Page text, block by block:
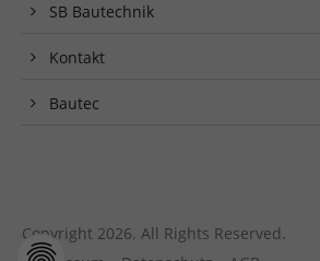
SB Bautechnik
Kontakt
Bautec
Copyright 2026. All Rights Reserved.